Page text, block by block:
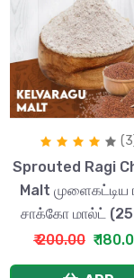
Sprouted Ragi
Malt முளைகட்டிய
சாக்கோ மால்ட்
₹ 200.00 ₹